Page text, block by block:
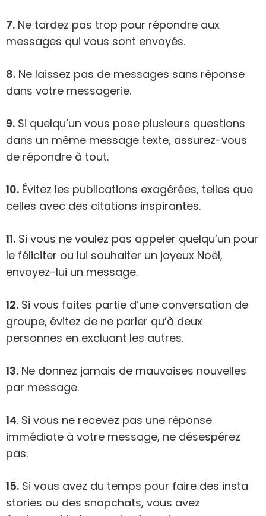
7. Ne tardez pas trop pour répondre aux
messages qui vous sont envoyés.
8. Ne laissez pas de messages sans réponse
dans votre messagerie.
9. Si quelqu’un vous pose plusieurs questions
dans un même message texte, assurez-vous
de répondre à tout.
10. Évitez les publications exagérées, telles que
celles avec des citations inspirantes.
11. Si vous ne voulez pas appeler quelqu’un pour
le féliciter ou lui souhaiter un joyeux Noël,
envoyez-lui un message.
12. Si vous faites partie d’une conversation de
groupe, évitez de ne parler qu’à deux
personnes en excluant les autres.
13. Ne donnez jamais de mauvaises nouvelles
par message.
14. Si vous ne recevez pas une réponse
immédiate à votre message, ne désespérez
pas.
15. Si vous avez du temps pour faire des insta
stories ou des snapchats, vous avez